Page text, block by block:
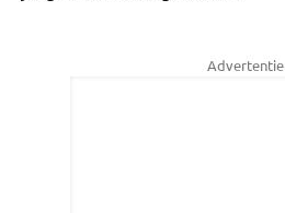
Advertentie